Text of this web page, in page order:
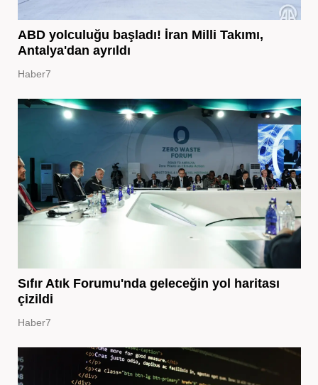
ABD yolculuğu başladı! İran Milli Takımı,
Antalya'dan ayrıldı
Haber7
Sıfır Atık Forumu'nda geleceğin yol haritası
çizildi
Haber7